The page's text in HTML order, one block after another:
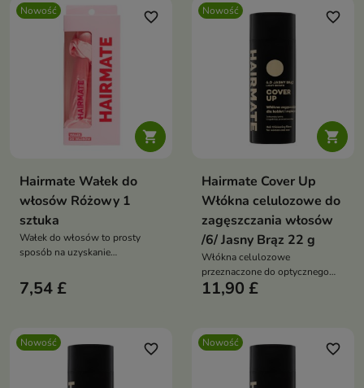
Nowość

favorite_border
Hairmate Wałek do
włosów Różowy 1
sztuka
Wałek do włosów to prosty
sposób na uzyskanie
fal bez użycia wysokiej
temperatury.
7,54 £
Nowość

favorite_border
Hairmate Cover Up
Włókna celulozowe do
zagęszczania włosów
/6/ Jasny Brąz 22 g
Włókna celulozowe
przeznaczone do optycznego
zagęszczania włosów oraz
11,90 £
Nowość favorite_border Nowość favorite_border